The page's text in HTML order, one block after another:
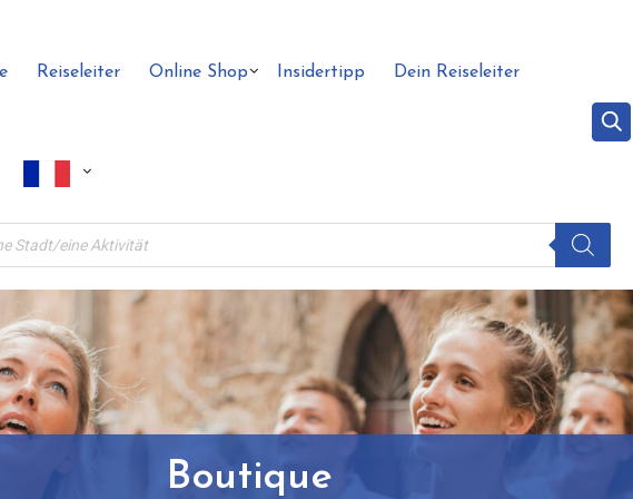
Reiseleiter Online Shop Insidertipp Dein Reiseleiter
Boutique